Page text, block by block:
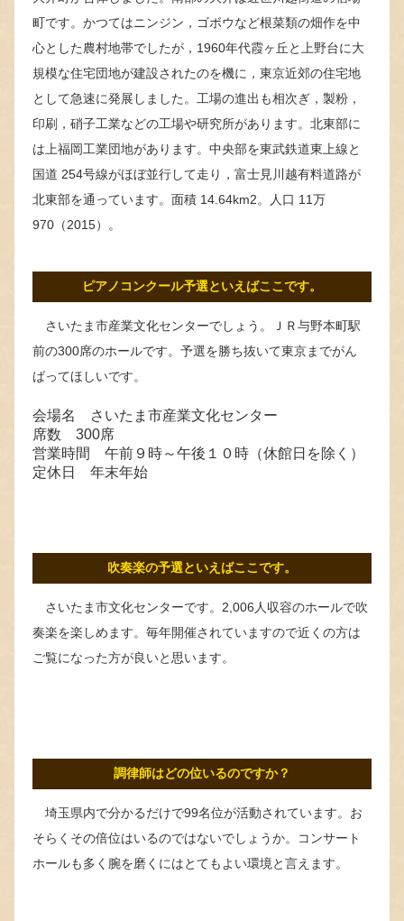
町です。かつてはニンジン，ゴボウなど根菜類の畑作を中
心とした農村地帯でしたが，1960年代霞ヶ丘と上野台に大
規模な住宅団地が建設されたのを機に，東京近郊の住宅地
として急速に発展しました。工場の進出も相次ぎ，製粉，
印刷，硝子工業などの工場や研究所があります。北東部に
は上福岡工業団地があります。中央部を東武鉄道東上線と
国道 254号線がほぼ並行して走り，富士見川越有料道路が
北東部を通っています。面積 14.64km2。人口 11万
970（2015）。
ピアノコンクール予選といえばここです。
さいたま市産業文化センターでしょう。ＪＲ与野本町駅
前の300席のホールです。予選を勝ち抜いて東京までがん
ばってほしいです。
会場名 さいたま市産業文化センター
席数 300席
営業時間 午前９時～午後１０時（休館日を除く）
定休日 年末年始
吹奏楽の予選といえばここです。
さいたま市文化センターです。2,006人収容のホールで吹
奏楽を楽しめます。毎年開催されていますので近くの方は
ご覧になった方が良いと思います。
調律師はどの位いるのですか？
埼玉県内で分かるだけで99名位が活動されています。お
そらくその倍位はいるのではないでしょうか。コンサート
ホールも多く腕を磨くにはとてもよい環境と言えます。